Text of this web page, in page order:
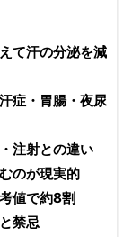
て汗の分泌を減
症・胃腸・夜尿
注射との違い
のが現実的
値で約8割
禁忌